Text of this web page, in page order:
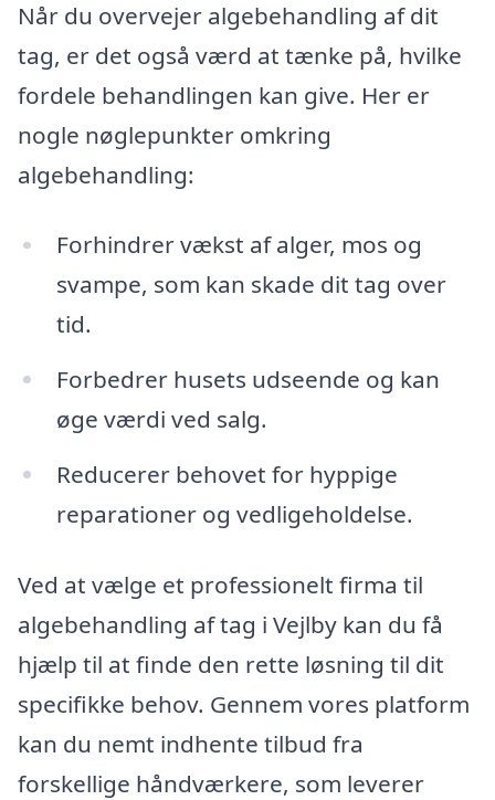
Når du overvejer algebehandling af dit
tag, er det også værd at tænke på, hvilke
fordele behandlingen kan give. Her er
nogle nøglepunkter omkring
algebehandling:
Forhindrer vækst af alger, mos og
svampe, som kan skade dit tag over
tid.
Forbedrer husets udseende og kan
øge værdi ved salg.
Reducerer behovet for hyppige
reparationer og vedligeholdelse.
Ved at vælge et professionelt firma til
algebehandling af tag i Vejlby kan du få
hjælp til at finde den rette løsning til dit
specifikke behov. Gennem vores platform
kan du nemt indhente tilbud fra
forskellige håndværkere, som leverer